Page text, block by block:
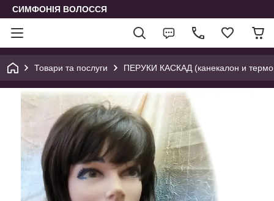
СИМФОНІЯ ВОЛОССЯ
Товари та послуги ПЕРУКИ КАСКАД (канекалон и